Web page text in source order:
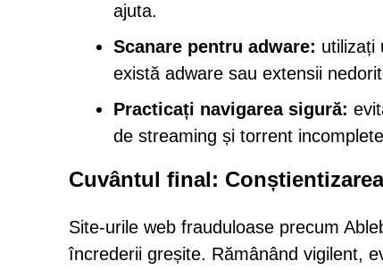
ajuta.
Scanare pentru adware: utilizați
există adware sau extensii
Practicați navigarea sigură:
de streaming și torrent
Cuvântul final:
Site-urile web frauduloase precum
încrederii greșite. Rămânând vigilent,